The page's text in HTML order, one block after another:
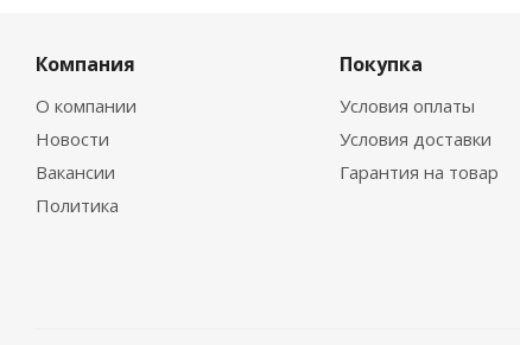
Компания
О компании
Новости
Вакансии
Политика
Покупка
Условия оплаты
Условия доставки
Гарантия на товар